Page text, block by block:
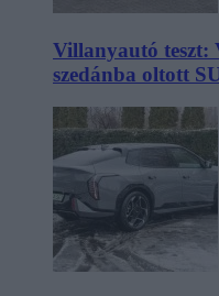
Villanyautó teszt:
szedánba oltott